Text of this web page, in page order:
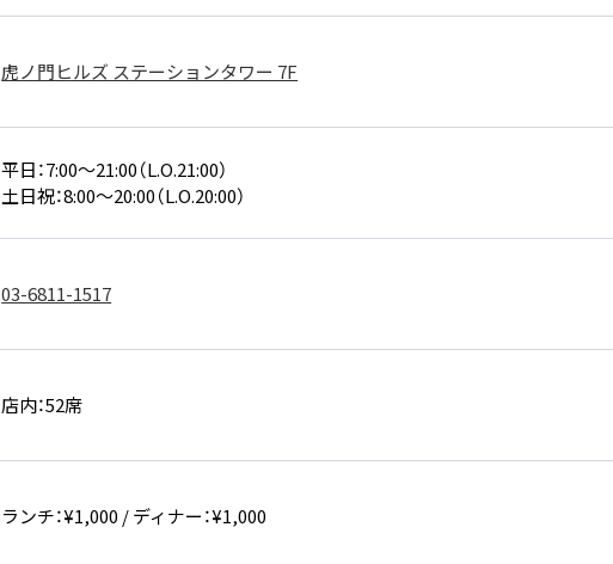
虎ノ門ヒルズ ステーションタワー 7F
平日：7:00～21:00（L.O.21:00）
土日祝：8:00～20:00（L.O.20:00）
03-6811-1517
店内：52席
ランチ：¥1,000 / ディナー：¥1,000